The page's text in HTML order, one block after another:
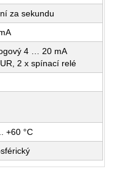
za sekundu
4 … 20 mA
2 x spínací relé
+60 °C